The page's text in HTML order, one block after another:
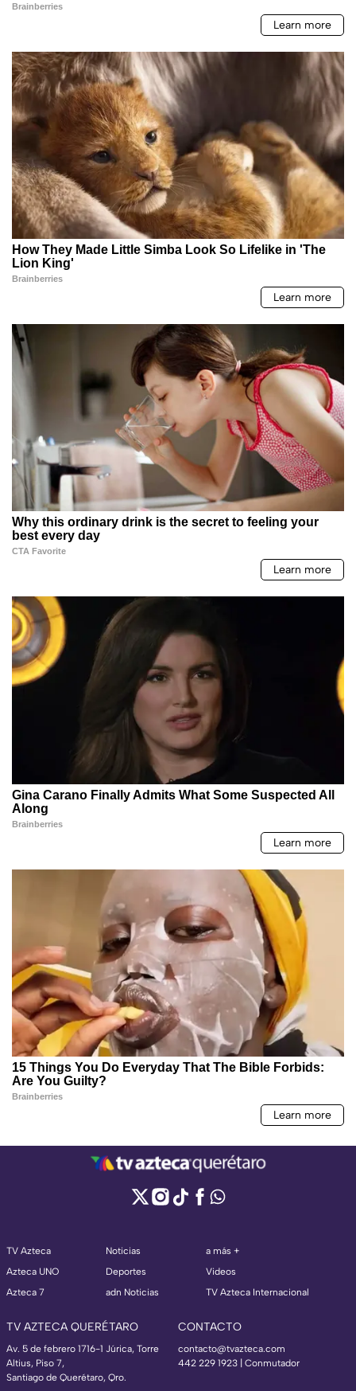
TV Azteca
Azteca UNO
Azteca 7
Noticias
Deportes
adn Noticias
a más +
Videos
TV Azteca Internacional
TV AZTECA QUERÉTARO
Av. 5 de febrero 1716-1 Júrica, Torre
Altius, Piso 7,
Santiago de Querétaro, Qro.
CONTACTO
contacto@tvazteca.com
442 229 1923 | Conmutador